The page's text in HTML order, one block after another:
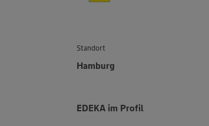
Standort
Hamburg
EDEKA im Profil